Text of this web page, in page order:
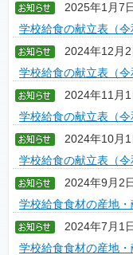
2025年1月7
学校給食の献立表（令
2024年12月2
学校給食の献立表（令
2024年11月1
学校給食の献立表（令
2024年10月1
学校給食の献立表（令
2024年9月2
学校給食食材の産地・
2024年7月1
学校給食食材の産地・